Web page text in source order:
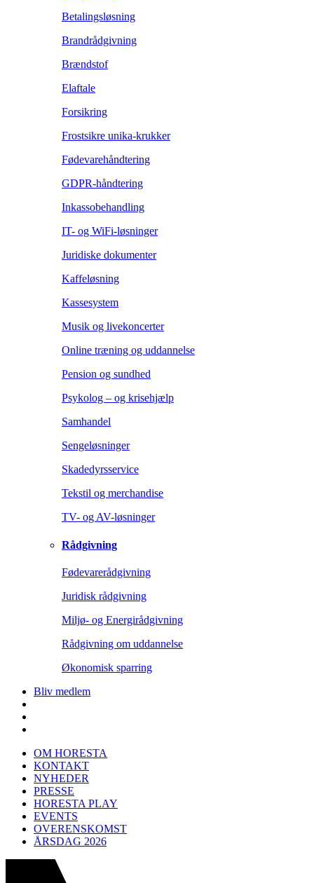
Betalingsløsning
Brandrådgivning
Brændstof
Elaftale
Forsikring
Frostsikre unika-krukker
Fødevarehåndtering
GDPR-håndtering
Inkassobehandling
IT- og WiFi-løsninger
Juridiske dokumenter
Kaffeløsning
Kassesystem
Musik og livekoncerter
Online træning og uddannelse
Pension og sundhed
Psykolog – og krisehjælp
Samhandel
Sengeløsninger
Skadedyrsservice
Tekstil og merchandise
TV- og AV-løsninger
Rådgivning
Fødevarerådgivning
Juridisk rådgivning
Miljø- og Energirådgivning
Rådgivning om uddannelse
Økonomisk sparring
Bliv medlem
OM HORESTA
KONTAKT
NYHEDER
PRESSE
HORESTA PLAY
EVENTS
OVERENSKOMST
ÅRSDAG 2026